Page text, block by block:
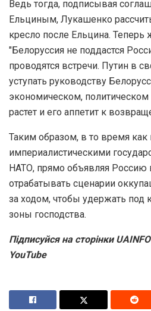
Ведь тогда, подписывая
Ельциным, Лукашенко
кресло после Ельцина. Теперь
"Белоруссия не поддастся
проводятся встречи. Путин в
уступать руководству
экономическом,
растет и его аппетит к
Таким образом, в то время
империалистическими
НАТО, прямо объявляя Россию
отрабатывать сценарии
за ходом, чтобы удержать
зоны господства.
Підписуйся на сторінки
YouTube